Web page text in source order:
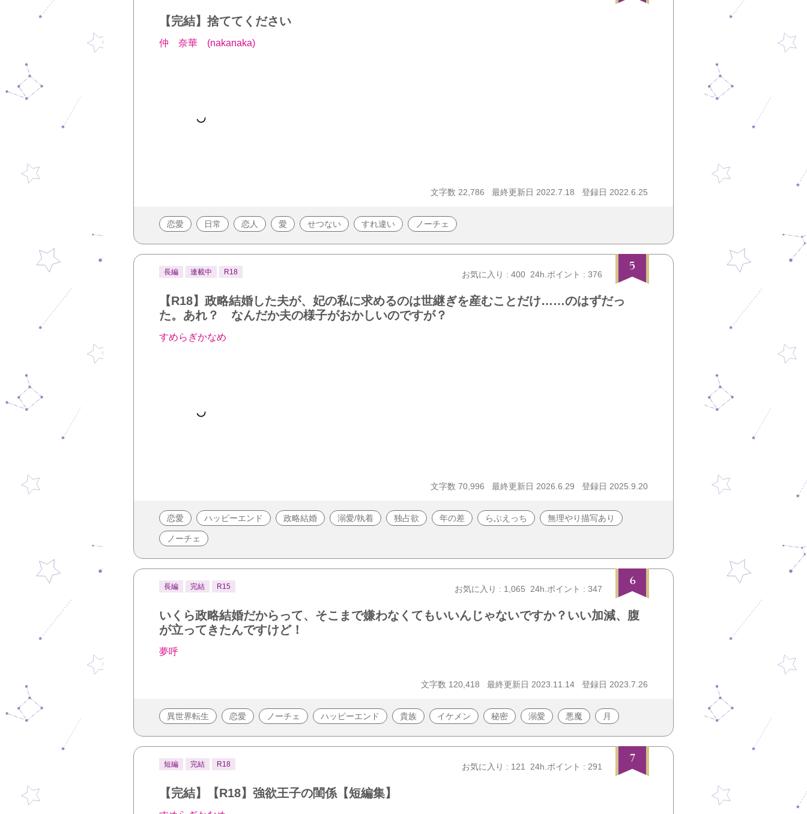
【完結】捨ててください
仲 奈華 (nakanaka)
文字数 22,786 最終更新日 2022.7.18 登録日 2022.6.25
恋愛 日常 恋人 愛 せつない すれ違い ノーチェ
5
長編 連載中 R18 お気に入り : 400 24h.ポイント : 376
【R18】政略結婚した夫が、妃の私に求めるのは世継ぎを産むことだけ……のはずだっ
た。あれ？ なんだか夫の様子がおかしいのですが？
すめらぎかなめ
文字数 70,996 最終更新日 2026.6.29 登録日 2025.9.20
恋愛 ハッピーエンド 政略結婚 溺愛/執着 独占欲 年の差 らぶえっち 無理やり描写あり
ノーチェ
6
長編 完結 R15 お気に入り : 1,065 24h.ポイント : 347
いくら政略結婚だからって、そこまで嫌わなくてもいいんじゃないですか？いい加減、腹
が立ってきたんですけど！
夢呼
文字数 120,418 最終更新日 2023.11.14 登録日 2023.7.26
異世界転生 恋愛 ノーチェ ハッピーエンド 貴族 イケメン 秘密 溺愛 悪魔 月
7
短編 完結 R18 お気に入り : 121 24h.ポイント : 291
【完結】【R18】強欲王子の閨係【短編集】